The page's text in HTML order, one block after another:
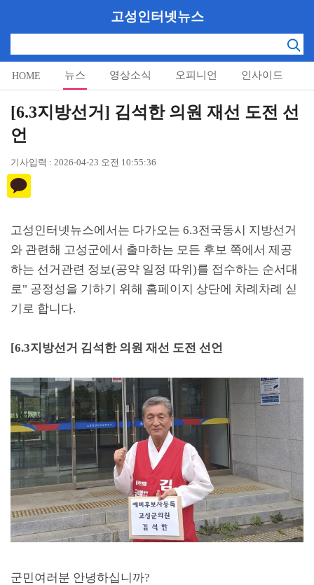
고성인터넷뉴스
HOME 뉴스 영상소식 오피니언 인사이드
알림마당
[6.3지방선거] 김석한 의원 재선 도전 선
언
기사입력 : 2026-04-23 오전 10:55:36
고성인터넷뉴스에서는 다가오는 6.3전국동시 지방선거
와 관련해 고성군에서 출마하는 모든 후보 쪽에서 제공
하는 선거관련 정보(공약 일정 따위)를 접수하는 순서대
로" 공정성을 기하기 위해 홈페이지 상단에 차례차례 싣
기로 합니다.
[6.3지방선거 김석한 의원 재선 도전 선언
군민여러분 안녕하십니까?